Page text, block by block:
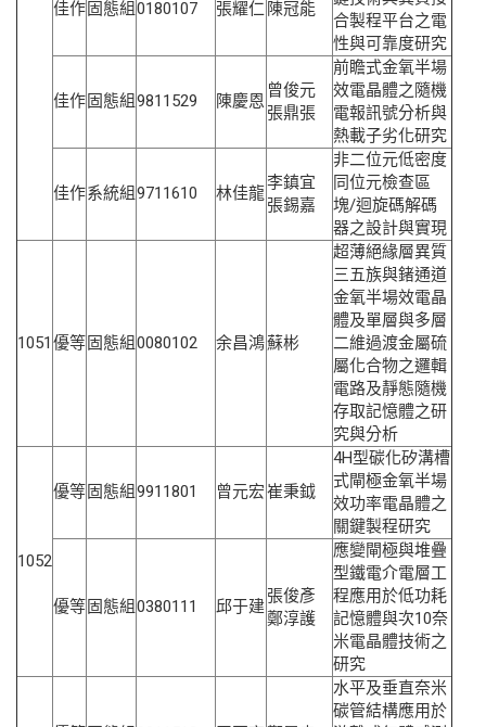
佳作 固態組0180107 張耀仁 陳冠能
合製程平台之電
性與可靠度研究
佳作 固態組9811529 陳慶恩
曾俊元
張鼎張
前瞻式金氧半場
效電晶體之隨機
電報訊號分析與
熱載子劣化研究
佳作系統組9711610 林佳龍
李鎮宜
張錫嘉
非二位元低密度
同位元檢查區
塊/迴旋碼解碼
器之設計與實現
1051 優等 固態組0080102 余昌鴻蘇彬
超薄絕緣層異質
三五族與鍺通道
金氧半場效電晶
體及單層與多層
二維過渡金屬硫
屬化合物之邏輯
電路及靜態隨機
存取記憶體之研
究與分析
1052
優等 固態組9911801 曾元宏崔秉鉞
4H型碳化矽溝槽
式閘極金氧半場
效功率電晶體之
關鍵製程研究
優等 固態組0380111 邱于建
張俊彥
鄭淳護
應變閘極與堆疊
型鐵電介電層工
程應用於低功耗
記憶體與次10奈
米電晶體技術之
研究
水平及垂直奈米
碳管結構應用於